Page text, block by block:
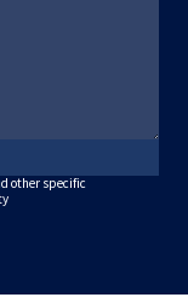
other specific